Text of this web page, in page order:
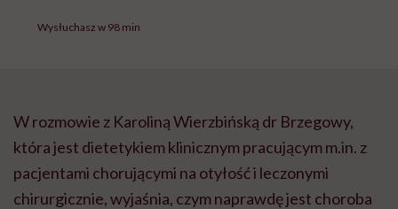
Wysłuchasz w 98 min
W rozmowie z Karoliną Wierzbińską dr Brzegowy,
która jest dietetykiem klinicznym pracującym m.in. z
pacjentami chorującymi na otyłość i leczonymi
chirurgicznie, wyjaśnia, czym naprawdę jest choroba